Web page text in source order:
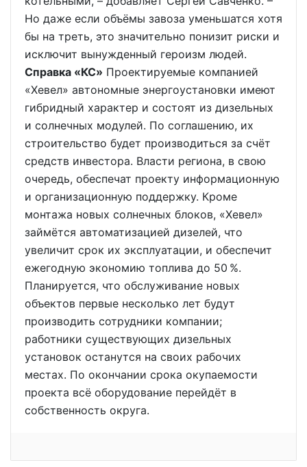
Но даже если объёмы завоза уменьшатся хотя
бы на треть, это значительно понизит риски и
исключит вынужденный героизм людей.
Справка «КС» Проектируемые компанией
«Хевел» автономные энергоустановки имеют
гибридный характер и состоят из дизельных
и солнечных модулей. По соглашению, их
строительство будет производиться за счёт
средств инвестора. Власти региона, в свою
очередь, обеспечат проекту информационную
и организационную поддержку. Кроме
монтажа новых солнечных блоков, «Хевел»
займётся автоматизацией дизелей, что
увеличит срок их эксплуатации, и обеспечит
ежегодную экономию топлива до 50 %.
Планируется, что обслуживание новых
объектов первые несколько лет будут
производить сотрудники компании;
работники существующих дизельных
установок останутся на своих рабочих
местах. По окончании срока окупаемости
проекта всё оборудование перейдёт в
собственность округа.